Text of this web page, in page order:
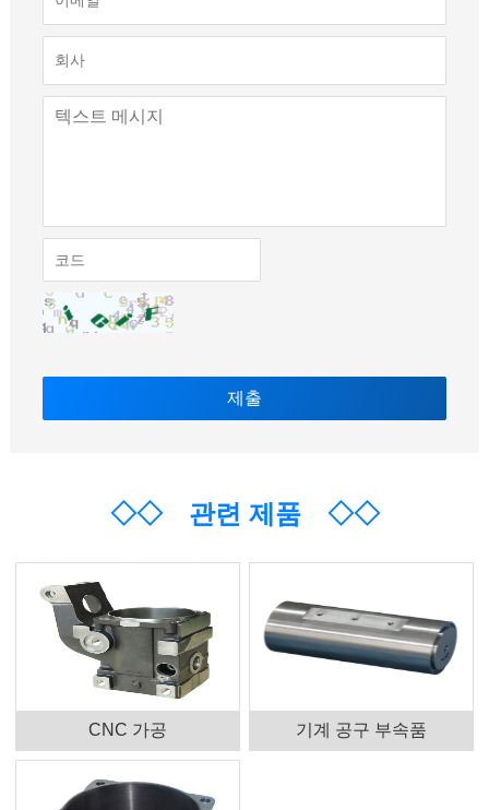
◇◇관련 제품 ◇◇
CNC 가공 기계 공구 부속품